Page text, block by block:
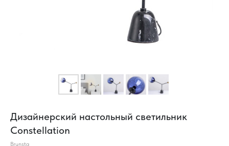
Дизайнерский настольный светильник
Constellation
Brunsta